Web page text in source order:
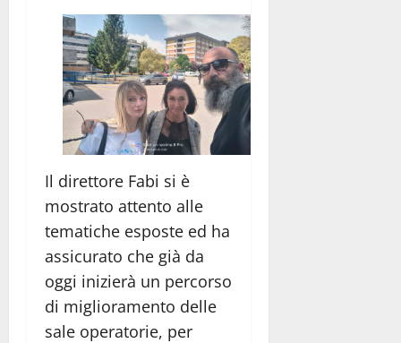
Il direttore Fabi si è
mostrato attento alle
tematiche esposte ed ha
assicurato che già da
oggi inizierà un percorso
di miglioramento delle
sale operatorie, per